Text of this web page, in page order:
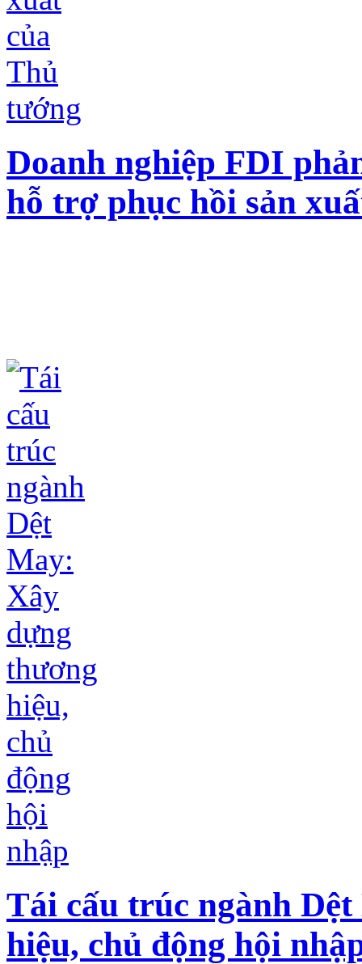
Doanh nghiệp FDI
hỗ trợ phục hồi sản
Tái cấu trúc ngành
hiệu, chủ động hội